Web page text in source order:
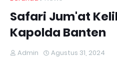
Safari Jum'at
Kapolda Banten
Admin Agustus 31, 2024